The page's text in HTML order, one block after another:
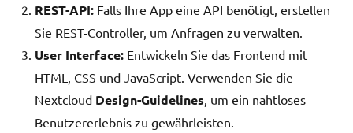
REST-API: Falls Ihre App eine API benötigt, erstellen
Sie REST-Controller, um Anfragen zu verwalten.
User Interface: Entwickeln Sie das Frontend mit
HTML, CSS und JavaScript. Verwenden Sie die
Nextcloud Design-Guidelines , um ein nahtloses
Benutzererlebnis zu gewährleisten.